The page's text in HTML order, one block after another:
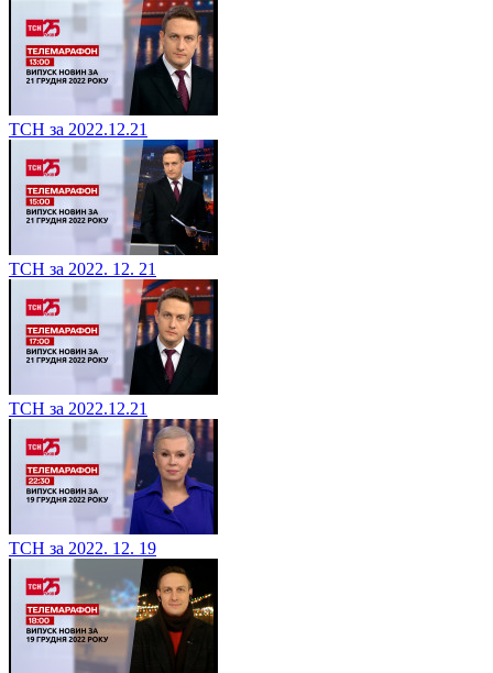
ТСН за 2022.12.21
ТСН за 2022. 12. 21
ТСН за 2022.12.21
ТСН за 2022. 12. 19